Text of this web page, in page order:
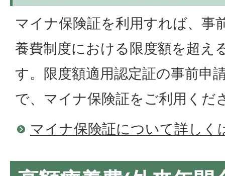
マイナ保険証を利用すれば、事
養費制度における限度額を超え
す。限度額適用認定証の事前申
で、マイナ保険証をご利用くだ
マイナ保険証について詳しく